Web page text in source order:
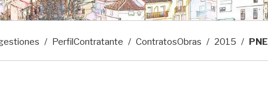
PerfilContratante ContratosObras 2015